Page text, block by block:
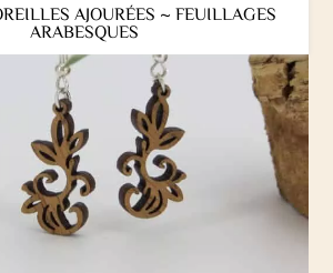
AJOURÉES ~ FEUILLAGES
ARABESQUES